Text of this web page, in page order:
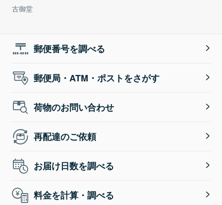
古御堂
郵便番号を調べる
郵便局・ATM・ポストをさがす
荷物のお問い合わせ
再配達のご依頼
お届け日数を調べる
料金を計算・調べる